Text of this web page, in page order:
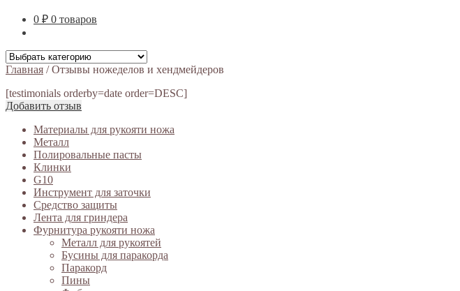
0 ₽ 0 товаров
Главная /Отзывы ножеделов и хендмейдеров
[testimonials orderby=date order=DESC]
Добавить отзыв
Материалы для рукояти ножа
Металл
Полировальные пасты
Клинки
G10
Инструмент для заточки
Средство защиты
Лента для гриндера
Фурнитура рукояти ножа
Металл для рукоятей
Бусины для паракорда
Паракорд
Пины